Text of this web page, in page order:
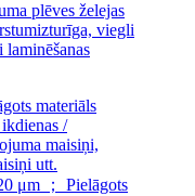
plēves želejas
viegli
laminēšanas
materiāls
/
maisiņi,
utt.
μm ； Pielāgots